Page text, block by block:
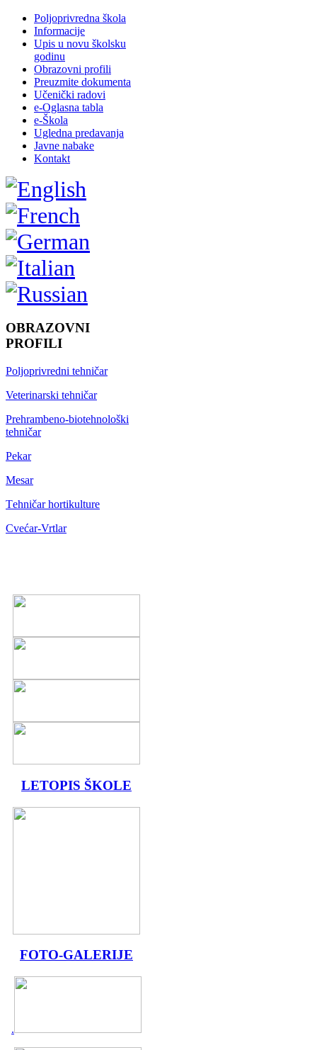
Poljoprivredna škola
Informacije
Upis u novu školsku
godinu
Obrazovni profili
Preuzmite dokumenta
Učenički radovi
e-Oglasna tabla
e-Škola
Ugledna predavanja
Javne nabake
Kontakt
OBRAZOVNI
PROFILI
Poljoprivredni tehničar
Veterinarski tehničar
Prehrambeno-biotehnološki
tehničar
Pekar
Mesar
Тehničar hortikulture
Cvećar-Vrtlar
LETOPIS ŠKOLE
FOTO-GALERIJE
.